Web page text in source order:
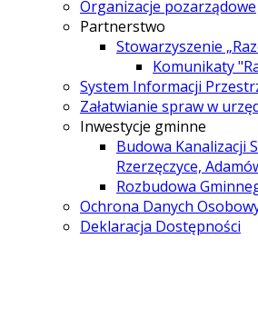
Organizacje pozarządowe
Partnerstwo
Stowarzyszenie
Komunikaty
System Informacji
Załatwianie spraw w
Inwestycje gminne
Budowa Kanalizacji
Rzerzęczyce,
Rozbudowa
Ochrona Danych
Deklaracja Dostępności